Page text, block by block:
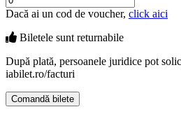
Dacă ai un cod de voucher, click aici
Biletele sunt returnabile
După plată, persoanele juridice pot
iabilet.ro/facturi
Comandă bilete